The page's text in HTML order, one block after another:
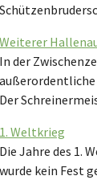
Weiterer
In der
außerordentliche
Der
1. Weltkrieg
Die Jahre des 1.
wurde kein Fest